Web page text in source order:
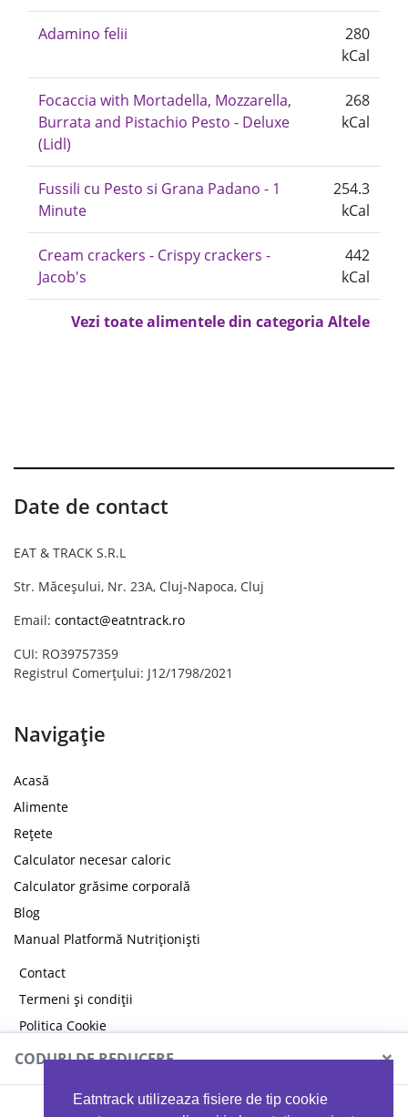
Eatntrack utilizeaza fisiere de tip cookie
Adamino felii
280
kCal
Focaccia with Mortadella, Mozzarella,
Burrata and Pistachio Pesto - Deluxe
(Lidl)
268
kCal
Fussili cu Pesto si Grana Padano - 1
Minute
254.3
kCal
Cream crackers - Crispy crackers -
Jacob's
442
kCal
Vezi toate alimentele din categoria Altele
Date de contact
EAT & TRACK S.R.L
Str. Măceșului, Nr. 23A, Cluj-Napoca, Cluj
Email: contact@eatntrack.ro
CUI: RO39757359
Registrul Comerțului: J12/1798/2021
Navigație
Acasă
Alimente
Rețete
Calculator necesar caloric
Calculator grăsime corporală
Blog
Manual Platformă Nutriționiști
Contact
Termeni și condiții
Politica Cookie
Politica de confidențialitate
CODURI DE REDUCERE ×